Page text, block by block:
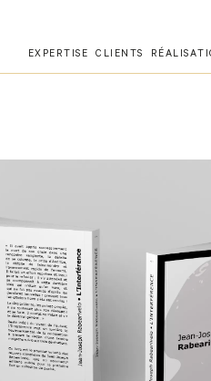
EXPERTISE CLIENTS